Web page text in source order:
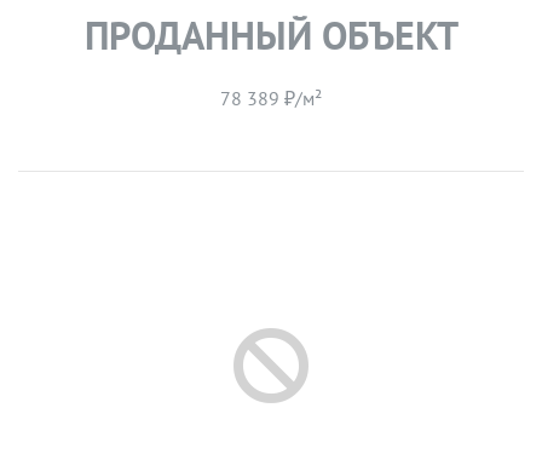
ПРОДАННЫЙ ОБЪЕКТ
78 389 ₽/м²